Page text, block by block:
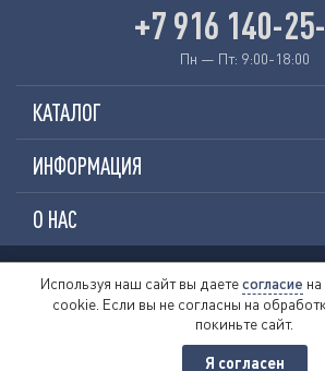
КАТАЛОГ
ИНФОРМАЦИЯ
О НАС
+7 916 140-
Пн — Пт: 9:00-18:00
Пользовательское
Публичная оферта
Используя наш сайт вы даетесогласие
cookie. Если вы не согласны на
покиньте сайт.
Я согласен